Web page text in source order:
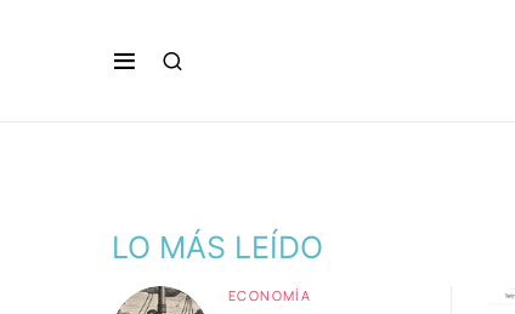
LO MÁS LEÍDO
ECONOMÍA